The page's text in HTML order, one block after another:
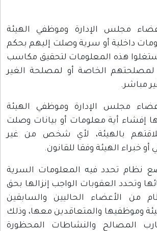
مجلس الإدارة وموظفي الهيئة
داخلية أو سرية وصلت إليهم بحكم
هذه المعلومات لتحقيق مكاسب
لمصلحتهم الخاصة أو لمصلحة الغير
مباشر.
مجلس الإدارة وموظفي الهيئة
إفشاء أية معلومات أو بيانات وصلت
بالهيئة، لأي شخص من غير
خبراء الهيئة وفقا للقانون.
نظام تحدد فيه المعلومات السرية
وتحدد العقوبات الواجب إنزالها بحق
من الأعضاء الحاليين والسابقين
وموظفيها والمتعاقدين معها، وذلك
المصالح والنشاطات المحظورة